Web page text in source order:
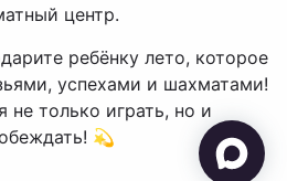
центр.
ребёнку лето, которое
успехами и шахматами!
не только играть, но и
💫